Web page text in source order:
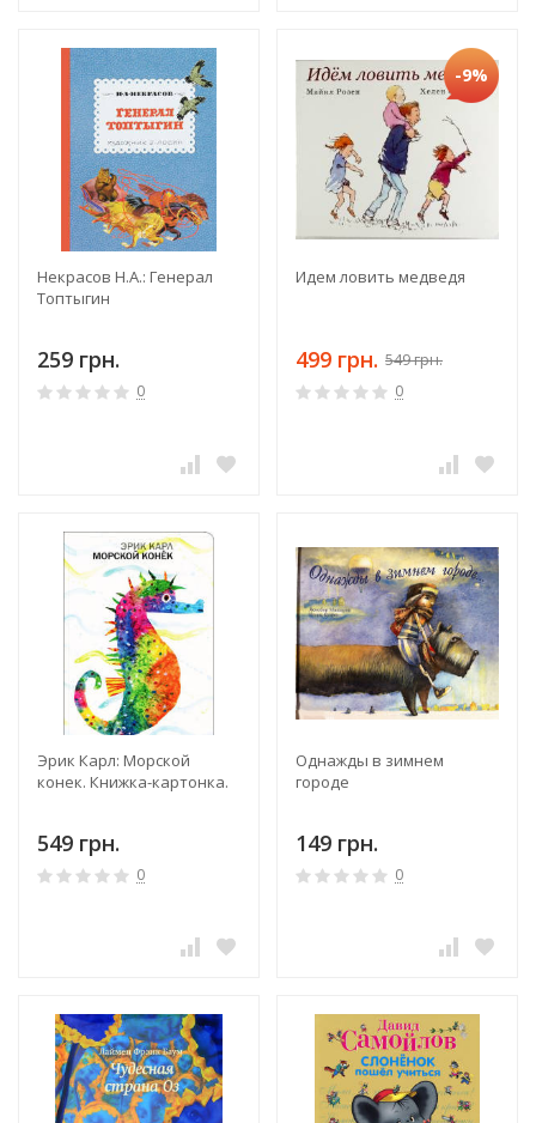
Некрасов Н.А.: Генерал
Топтыгин
259 грн.
0
-9%
Идем ловить медведя
499 грн. 549 грн.
0
Эрик Карл: Морской
конек. Книжка-картонка.
549 грн.
0
Однажды в зимнем
городе
149 грн.
0